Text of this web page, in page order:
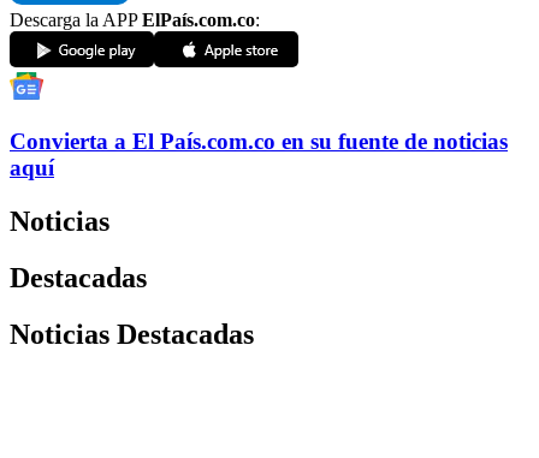
Descarga la APPElPaís.com.co:
Convierta a El País.com.co en su fuente de noticias
aquí
Noticias
Destacadas
Noticias Destacadas